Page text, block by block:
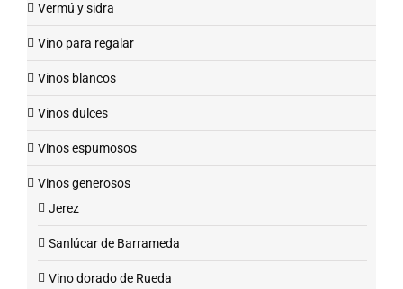
Vermú y sidra
Vino para regalar
Vinos blancos
Vinos dulces
Vinos espumosos
Vinos generosos
Jerez
Sanlúcar de Barrameda
Vino dorado de Rueda